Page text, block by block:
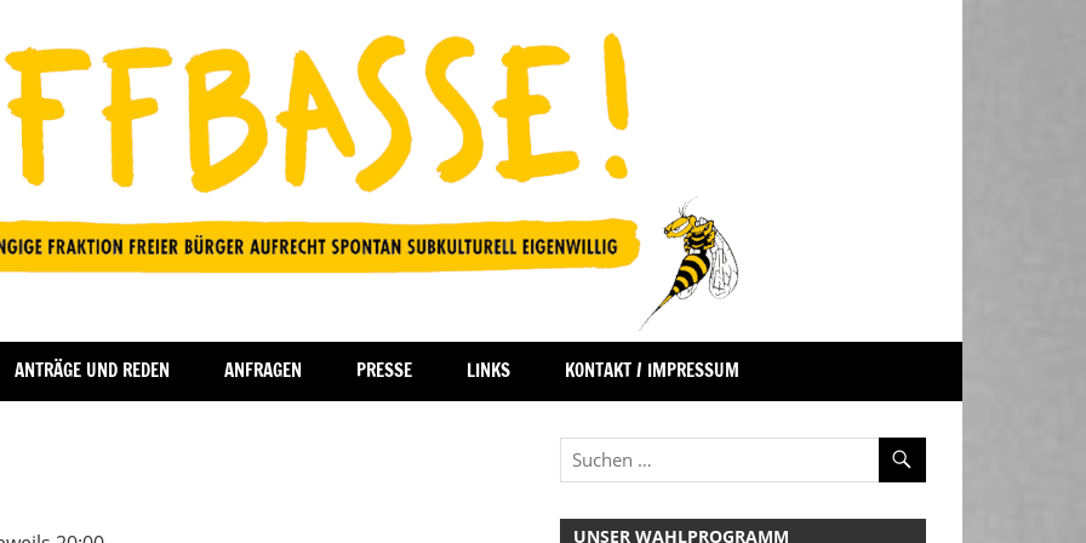
ANTRÄGE UND REDEN ANFRAGEN PRESSE LINKS KONTAKT / IMPRESSUM
UNSER WAHLPROGRAMM